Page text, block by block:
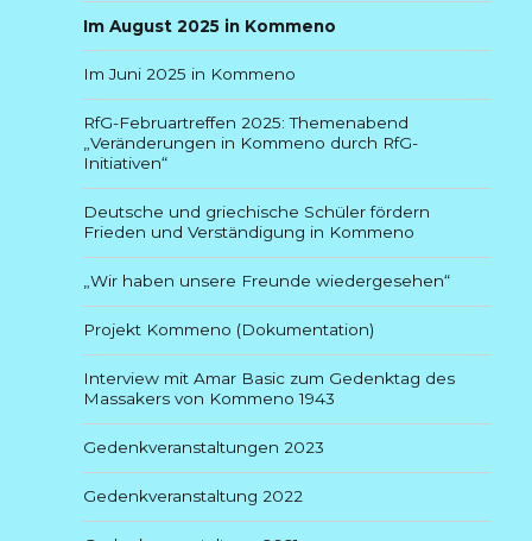
Im August 2025 in Kommeno
Im Juni 2025 in Kommeno
RfG-Februartreffen 2025: Themenabend
„Veränderungen in Kommeno durch RfG-
Initiativen“
Deutsche und griechische Schüler fördern
Frieden und Verständigung in Kommeno
„Wir haben unsere Freunde wiedergesehen“
Projekt Kommeno (Dokumentation)
Interview mit Amar Basic zum Gedenktag des
Massakers von Kommeno 1943
Gedenkveranstaltungen 2023
Gedenkveranstaltung 2022